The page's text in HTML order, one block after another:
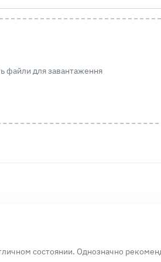
файли для завантаження
состоянии. Однозначно